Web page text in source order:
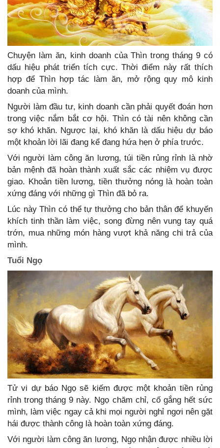
Chuyện làm ăn, kinh doanh của Thìn trong tháng 9 có
dấu hiệu phát triển tích cực. Thời điểm này rất thích
hợp để Thìn hợp tác làm ăn, mở rộng quy mô kinh
doanh của mình.
Người làm đầu tư, kinh doanh cần phải quyết đoán hơn
trong việc nắm bắt cơ hội. Thìn có tài nên không cần
sợ khó khăn. Ngược lại, khó khăn là dấu hiệu dự báo
một khoản lời lãi đang kể đang hứa hẹn ở phía trước.
Với người làm công ăn lương, túi tiền rủng rỉnh là nhờ
bản mệnh đã hoàn thành xuất sắc các nhiệm vụ được
giao. Khoản tiền lương, tiền thưởng nóng là hoàn toàn
xứng đáng với những gì Thìn đã bỏ ra.
Lúc này Thìn có thể tự thưởng cho bản thân để khuyến
khích tinh thần làm việc, song đừng nên vung tay quá
trớn, mua những món hàng vượt khả năng chi trả của
mình.
Tuổi Ngọ
Tử vi dự báo Ngọ sẽ kiếm được một khoản tiền rủng
rỉnh trong tháng 9 này. Ngọ chăm chỉ, cố gắng hết sức
mình, làm việc ngay cả khi mọi người nghỉ ngơi nên gặt
hái được thành công là hoàn toàn xứng đáng.
Với người làm công ăn lương, Ngọ nhận được nhiều lời